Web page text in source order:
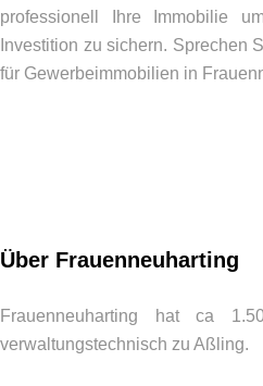
professionell Ihre Immobilie
Investition zu sichern. Sprechen
für Gewerbeimmobilien in
Über Frauenneuharting
Frauenneuharting hat ca
verwaltungstechnisch zu Aßling.